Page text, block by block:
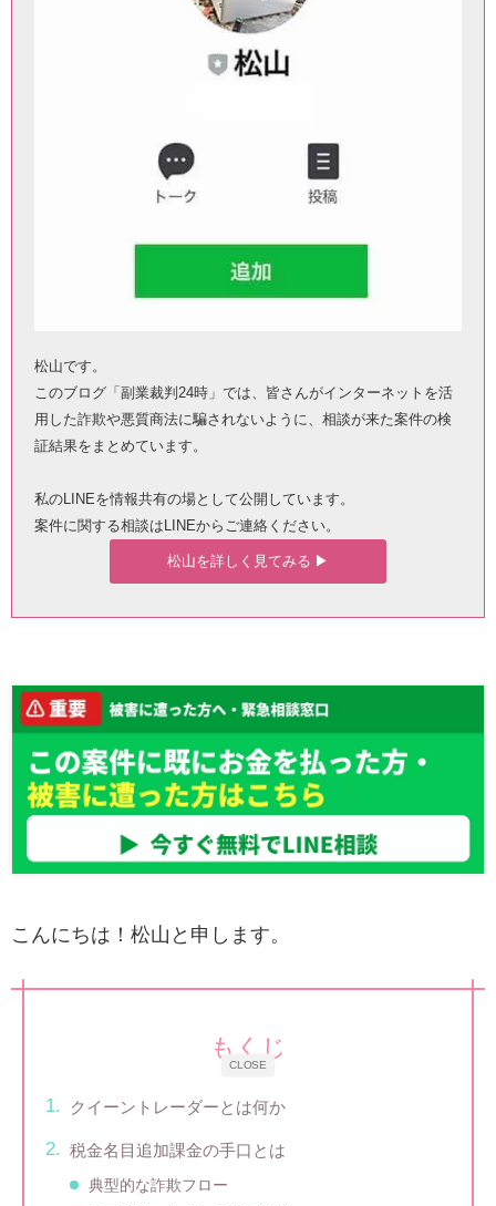
松山です。
このブログ「副業裁判24時」では、皆さんがインターネットを活
用した詐欺や悪質商法に騙されないように、相談が来た案件の検
証結果をまとめています。
私のLINEを情報共有の場として公開しています。
案件に関する相談はLINEからご連絡ください。
松山を詳しく見てみる ▶︎
こんにちは！松山と申します。
CLOSE
もくじ
クイーントレーダーとは何か
税金名目追加課金の手口とは
典型的な詐欺フロー